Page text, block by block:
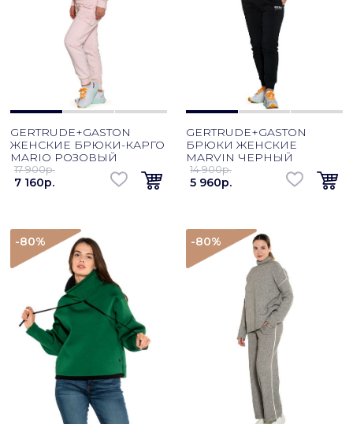
GERTRUDE+GASTON
ЖЕНСКИЕ БРЮКИ-КАРГО
MARIO РОЗОВЫЙ
17 900p.
7 160p.
GERTRUDE+GASTON
БРЮКИ ЖЕНСКИЕ
MARVIN ЧЕРНЫЙ
14 900p.
5 960p.
-80% -80%